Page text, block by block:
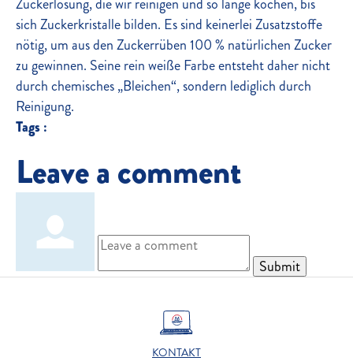
sich Zuckerkristalle bilden. Es sind keinerlei Zusatzstoffe
nötig, um aus den Zuckerrüben 100 % natürlichen Zucker
zu gewinnen. Seine rein weiße Farbe entsteht daher nicht
durch chemisches „Bleichen“, sondern lediglich durch
Reinigung.
Tags :
Leave a comment
Submit
KONTAKT